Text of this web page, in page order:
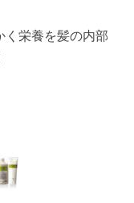
栄養を髪の内部